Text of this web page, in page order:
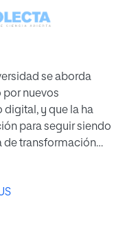
se aborda
nuevos
y que la ha
para seguir siendo
de transformación
que surge, en
necesidades del
asumir este reto, la